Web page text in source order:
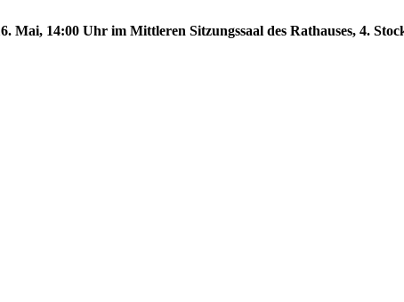
Mai, 14:00 Uhr im Mittleren Sitzungssaal des Rathauses, 4.